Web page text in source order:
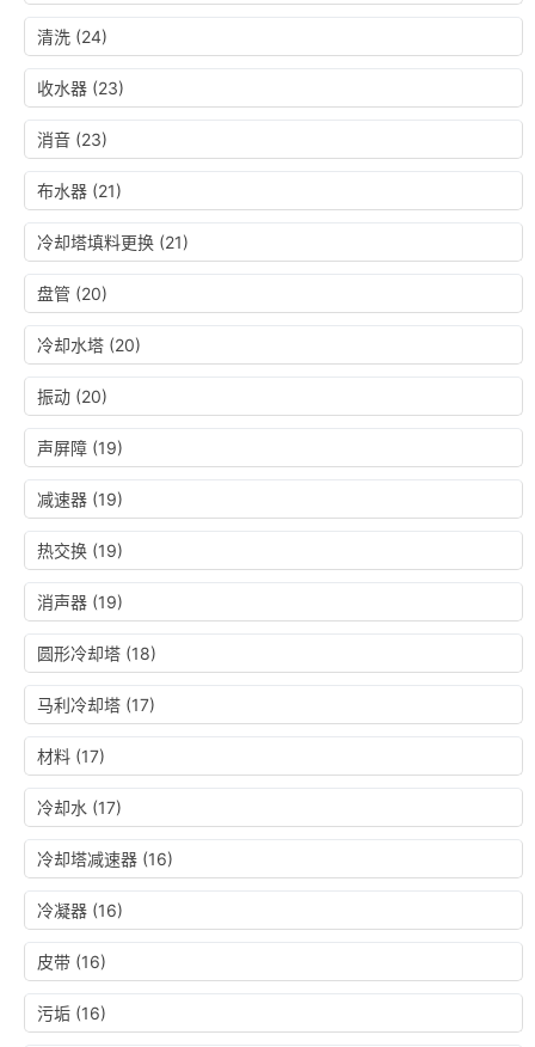
清洗 (24)
收水器 (23)
消音 (23)
布水器 (21)
冷却塔填料更换 (21)
盘管 (20)
冷却水塔 (20)
振动 (20)
声屏障 (19)
减速器 (19)
热交换 (19)
消声器 (19)
圆形冷却塔 (18)
马利冷却塔 (17)
材料 (17)
冷却水 (17)
冷却塔减速器 (16)
冷凝器 (16)
皮带 (16)
污垢 (16)